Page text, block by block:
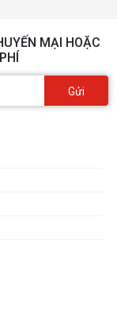
MẠI HOẶC
Gửi